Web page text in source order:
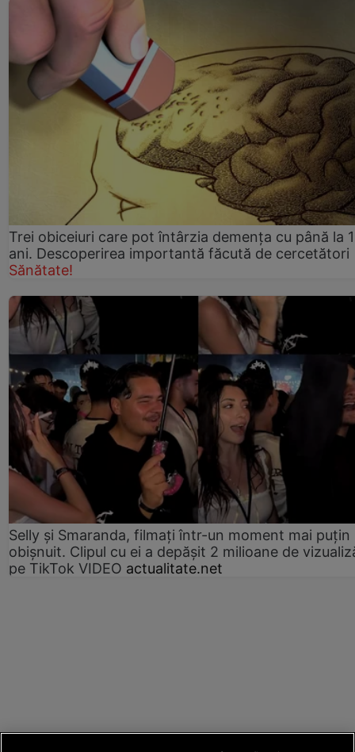
Trei obiceiuri care pot întârzia demența cu până la
ani. Descoperirea importantă făcută de cercetători
Sănătate!
Selly și Smaranda, filmați într-un moment mai puțin
obișnuit. Clipul cu ei a depășit 2 milioane de
pe TikTok VIDEO actualitate.net